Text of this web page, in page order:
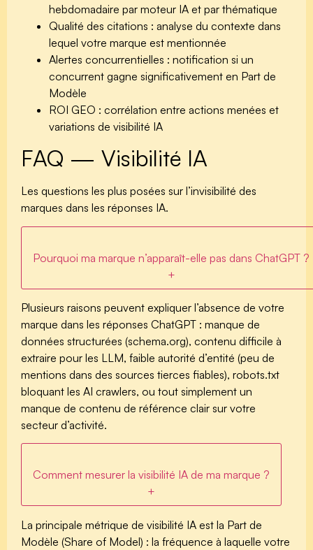
hebdomadaire par moteur IA et par thématique
Qualité des citations : analyse du contexte dans
lequel votre marque est mentionnée
Alertes concurrentielles : notification si un
concurrent gagne significativement en Part de
Modèle
ROI GEO : corrélation entre actions menées et
variations de visibilité IA
FAQ — Visibilité IA
Les questions les plus posées sur l’invisibilité des
marques dans les réponses IA.
Pourquoi ma marque n’apparaît-elle pas dans ChatGPT ?
+
Plusieurs raisons peuvent expliquer l’absence de votre
marque dans les réponses ChatGPT : manque de
données structurées (schema.org), contenu difficile à
extraire pour les LLM, faible autorité d’entité (peu de
mentions dans des sources tierces fiables), robots.txt
bloquant les AI crawlers, ou tout simplement un
manque de contenu de référence clair sur votre
secteur d’activité.
Comment mesurer la visibilité IA de ma marque ?
+
La principale métrique de visibilité IA est la Part de
Modèle (Share of Model) : la fréquence à laquelle votre